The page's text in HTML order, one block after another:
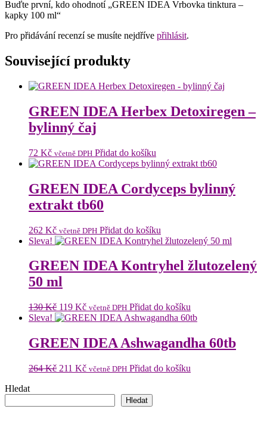
Buďte první, kdo ohodnotí „GREEN IDEA Vrbovka tinktura –
kapky 100 ml“
Pro přidávání recenzí se musíte nejdříve přihlásit.
Související produkty
GREEN IDEA Herbex Detoxiregen –
bylinný čaj
72 Kč včetně DPH Přidat do košíku
GREEN IDEA Cordyceps bylinný
extrakt tb60
262 Kč včetně DPH Přidat do košíku
Sleva!
GREEN IDEA Kontryhel žlutozelený
50 ml
130Kč Původní
cena
130 Kč.
119 KčAktuální
cena
119 Kč.
včetně DPH Přidat do košíku
Sleva!
GREEN IDEA Ashwagandha 60tb
264Kč Původní
211 KčAktuální
včetně DPH Přidat do košíku
Hledat
Hledat